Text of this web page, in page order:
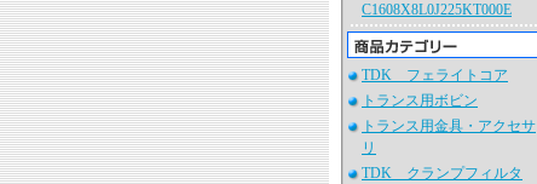
C1608X8L0J225KT000E
TDK フェライトコア
トランス用ボビン
トランス用金具・アクセサ
リ
TDK クランプフィルタ